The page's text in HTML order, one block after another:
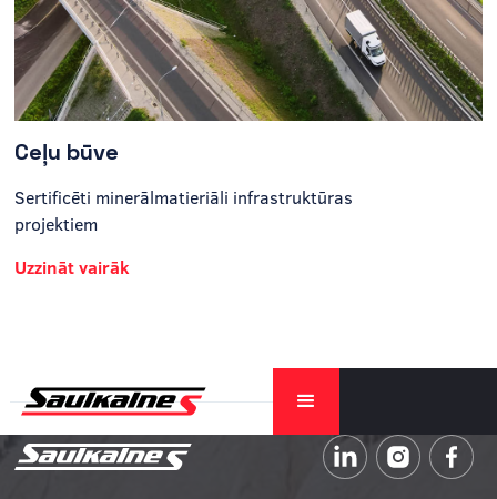
Ceļu būve
Sertificēti minerālmatieriāli infrastruktūras
projektiem
Uzzināt vairāk